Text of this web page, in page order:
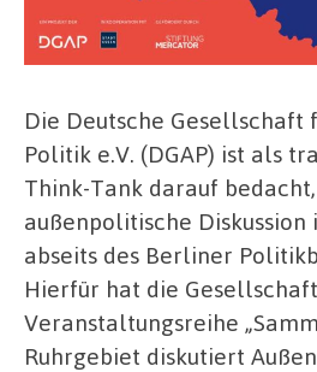
Die Deutsche Gesellschaft
Politik e.V. (DGAP) ist als
Think-Tank darauf
außenpolitische Diskussion
abseits des Berliner
Hierfür hat die
Veranstaltungsreihe
Ruhrgebiet diskutiert